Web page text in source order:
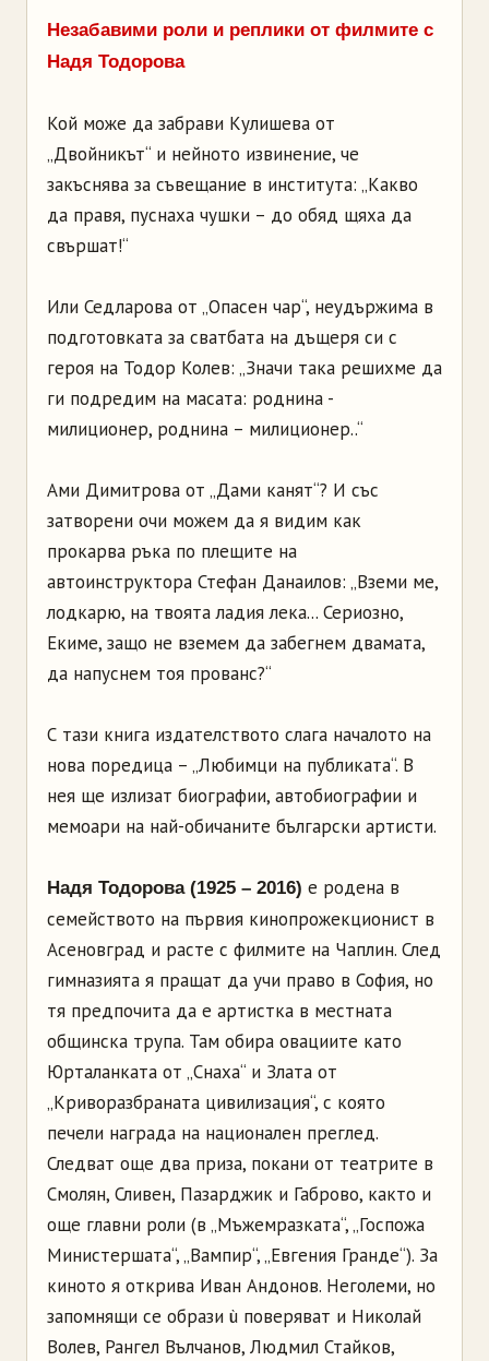
Незабавими роли и реплики от филмите с
Надя Тодорова
Кой може да забрави Кулишева от
„Двойникът“ и нейното извинение, че
закъснява за съвещание в института: „Какво
да правя, пуснаха чушки – до обяд щяха да
свършат!“
Или Седларова от „Опасен чар“, неудържима в
подготовката за сватбата на дъщеря си с
героя на Тодор Колев: „Значи така решихме да
ги подредим на масата: роднина -
милиционер, роднина – милиционер..“
Ами Димитрова от „Дами канят“? И със
затворени очи можем да я видим как
прокарва ръка по плещите на
автоинструктора Стефан Данаилов: „Вземи ме,
лодкарю, на твоята ладия лека... Сериозно,
Екиме, защо не вземем да забегнем двамата,
да напуснем тоя прованс?“
С тази книга издателството слага началото на
нова поредица – „Любимци на публиката“. В
нея ще излизат биографии, автобиографии и
мемоари на най-обичаните български артисти.
Надя Тодорова (1925 – 2016) е родена в
семейството на първия кинопрожекционист в
Асеновград и расте с филмите на Чаплин. След
гимназията я пращат да учи право в София, но
тя предпочита да е артистка в местната
общинска трупа. Там обира овациите като
Юрталанката от „Снаха“ и Злата от
„Криворазбраната цивилизация“, с която
печели награда на национален преглед.
Следват още два приза, покани от театрите в
Смолян, Сливен, Пазарджик и Габрово, както и
още главни роли (в „Мъжемразката“, „Госпожа
Министершата“, „Вампир“, „Евгения Гранде“). За
киното я открива Иван Андонов. Неголеми, но
запомнящи се образи ù поверяват и Николай
Волев, Рангел Вълчанов, Людмил Стайков,